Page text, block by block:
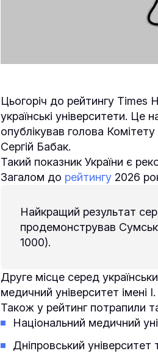
Цьогоріч до рейтингу Times
українські університети. Це
опублікував голова
Сергій Бабак.
Такий показник України є
Загалом до рейтингу 2026
Найкращий результат
продемонстрував
1000).
Друге місце серед
медичний університет імені
Також у рейтинг потрапили
Національний медичний
Дніпровський університет